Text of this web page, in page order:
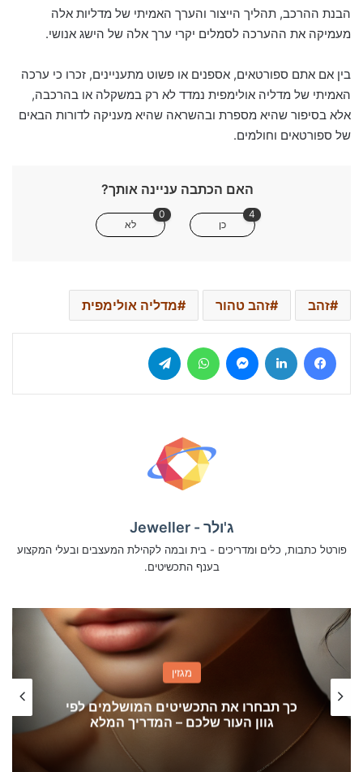
הבנת ההרכב, תהליך הייצור והערך האמיתי של מדליות אלה
מעמיקה את ההערכה לסמלים יקרי ערך אלה של הישג אנושי.
בין אם אתם ספורטאים, אספנים או פשוט מתעניינים, זכרו כי ערכה
האמיתי של מדליה אולימפית נמדד לא רק במשקלה או בהרכבה,
אלא בסיפור שהיא מספרת ובהשראה שהיא מעניקה לדורות הבאים
של ספורטאים וחולמים.
האם הכתבה עניינה אותך?
כן
4
לא
0
זהב זהב טהור מדליה אולימפית
Facebook
LinkedIn
Messenger
WhatsApp
ג'ולר - Jeweller
פורטל כתבות, כלים ומדריכים - בית ובמה לקהילת המעצבים ובעלי המקצוע
בענף התכשיטים.
מגזין
כך תבחרו את התכשיטים המושלמים לפי
גוון העור שלכם – המדריך המלא